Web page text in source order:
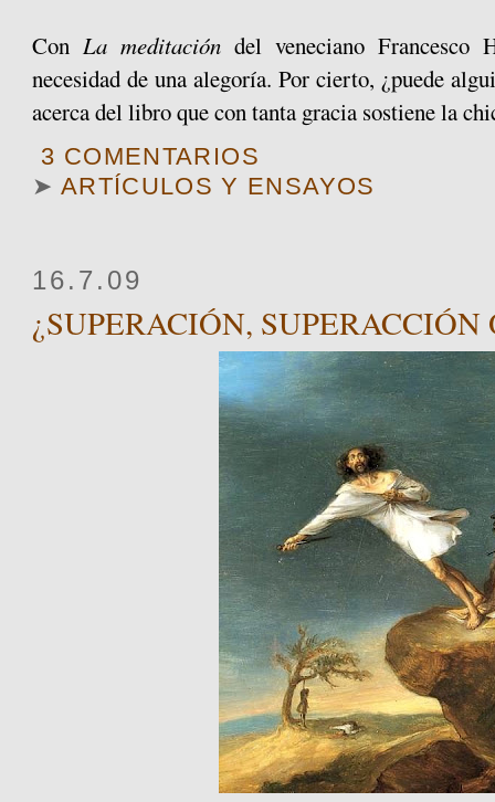
ConLa meditación del veneciano Francesco
necesidad de una alegoría. Por cierto, ¿puede
acerca del libro que con tanta gracia sostiene la
3 COMENTARIOS
➤ ARTÍCULOS Y ENSAYOS
16.7.09
¿SUPERACIÓN, SUPERACCIÓN